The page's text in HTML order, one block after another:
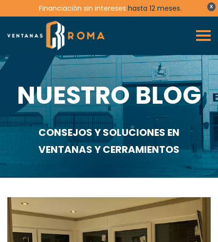
X
Financiación sin intereses hasta 12 meses.
NUESTRO BLOG
CONSEJOS Y SOLUCIONES EN
VENTANAS Y CERRAMIENTOS